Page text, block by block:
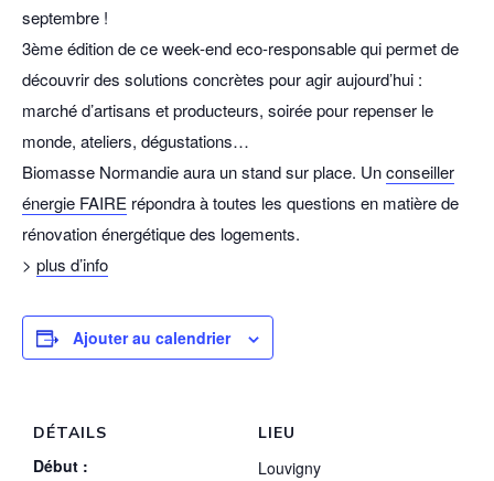
septembre !
3ème édition de ce week-end eco-responsable qui permet de
découvrir des solutions concrètes pour agir aujourd’hui :
marché d’artisans et producteurs, soirée pour repenser le
monde, ateliers, dégustations…
Biomasse Normandie aura un stand sur place. Unconseiller
énergie FAIRE répondra à toutes les questions en matière de
rénovation énergétique des logements.
> plus d’info
Ajouter au calendrier
DÉTAILS
Début :
LIEU
Louvigny